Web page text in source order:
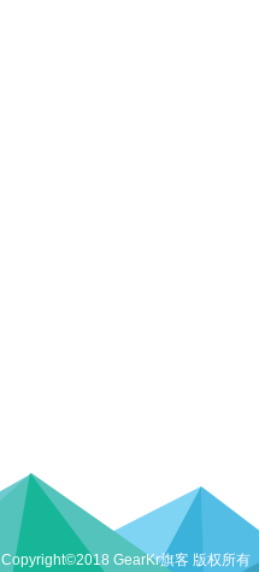
Copyright©2018 GearKr旗客 版权所有